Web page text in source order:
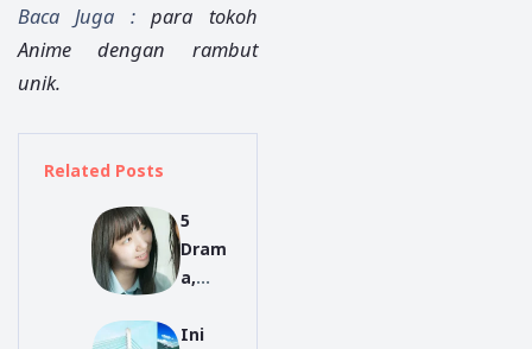
Baca Juga :para tokoh
Anime dengan rambut
unik.
Related Posts
5
Dram
a,
dan
Ini